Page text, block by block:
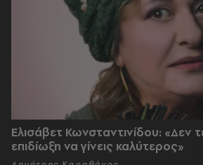
Ελισάβετ Κωνσταντινίδου: «Δεν
επιδίωξη να γίνεις καλύτερος»